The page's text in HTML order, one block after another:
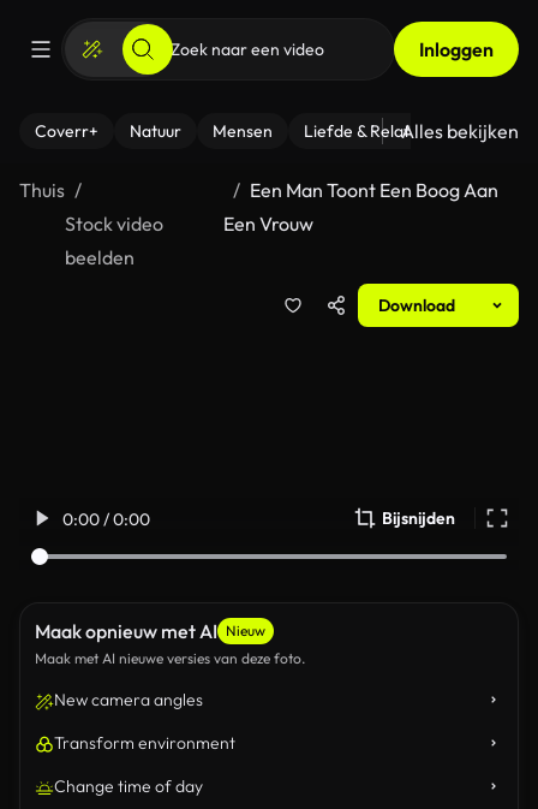
Inloggen
Coverr+ Natuur Mensen Liefde & Relaties - Fitness
Alles bekijken
Thuis
Stock video
beelden
Een Man Toont Een Boog Aan
Een Vrouw
Download
0:00 / 0:00 Bijsnijden
Maak opnieuw met AI Nieuw
Maak met AI nieuwe versies van deze foto.
New camera angles
Transform environment
Change time of day